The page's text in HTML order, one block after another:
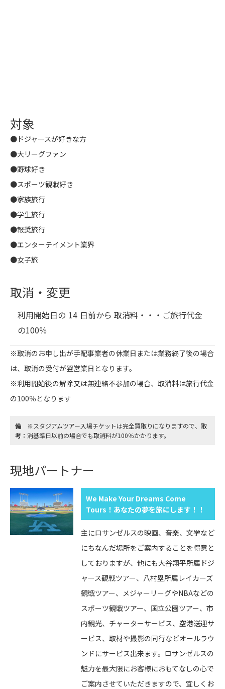
対象
●ドジャースが好きな方
●大リーグファン
●野球好き
●スポーツ観戦好き
●家族旅行
●学生旅行
●報奨旅行
●エンターテイメント業界
●女子旅
取消・変更
利用開始日の 14 日前から 取消料・・・ ご旅行代金
の100％
※取消のお申し出が手配事業者の休業日または業務終了後の場合
は、取消の受付が翌営業日となります。
※利用開始後の解除又は無連絡不参加の場合、取消料は旅行代金
の100％となります
備
考：
※スタジアムツアー入場チケットは完全買取りになりますので、取
消基準日以前の場合でも取消料が100％かかります。
現地パートナー
We Make Your Dreams Come
Tours！あなたの夢を旅にします！！
主にロサンゼルスの映画、音楽、文学など
にちなんだ場所をご案内することを得意と
しておりますが、他にも大谷翔平所属ドジ
ャース観戦ツアー、八村塁所属レイカーズ
観戦ツアー、メジャーリーグやNBAなどの
スポーツ観戦ツアー、国立公園ツアー、市
内観光、チャーターサービス、空港送迎サ
ービス、取材や撮影の同行などオールラウ
ンドにサービス出来ます。ロサンゼルスの
魅力を最大限にお客様におもてなしの心で
ご案内させていただきますので、宜しくお